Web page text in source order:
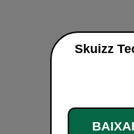
Skuizz